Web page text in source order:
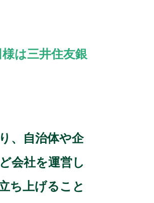
は三井住友銀
、自治体や企
会社を運営し
ち上げること